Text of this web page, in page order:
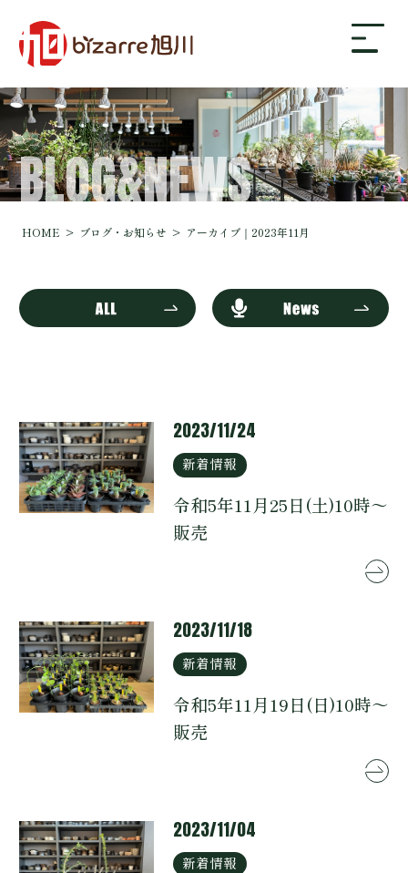
bizarre旭川について
ギャラリー
店舗案内・アクセス
BLOG&NEWS
HOME ブログ・お知らせ アーカイブ｜2023年11月
2023/11/24
新着情報
令和5年11月25日(土)10時～
販売
2023/11/18
新着情報
令和5年11月19日(日)10時～
販売
2023/11/04
新着情報